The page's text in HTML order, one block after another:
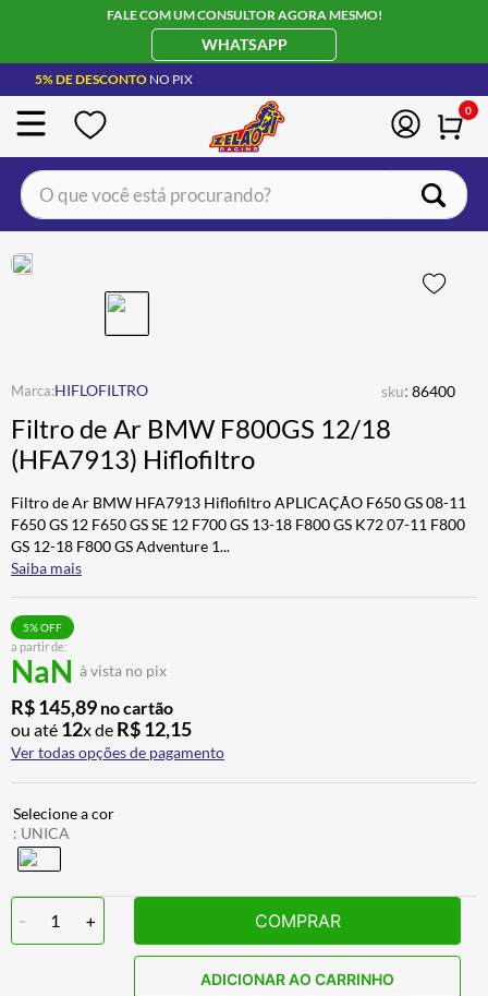
FALE COM UM CONSULTOR AGORA MESMO!
WHATSAPP
5% DE DESCONTO NO PIX
0
O que você está procurando?
HIFLOFILTRO sku: 86400
Filtro de Ar BMW F800GS 12/18
(HFA7913) Hiflofiltro
Filtro de Ar BMW HFA7913 Hiflofiltro APLICAÇÃO F650 GS 08-11
F650 GS 12 F650 GS SE 12 F700 GS 13-18 F800 GS K72 07-11 F800
GS 12-18 F800 GS Adventure 1...
Saiba mais
a partir de:
NaN à vista no pix
5% OFF
R$145,89 no cartão
ou até 12x de R$12,15
Ver todas opções de pagamento
: UNICA
- 1 + COMPRAR
ADICIONAR AO CARRINHO
BOTA
4º ÓCULOS SOLAR
5º LUVA
6º BAU
7º ALPINESTAR
8º AIROH
9º CALÇA
10º